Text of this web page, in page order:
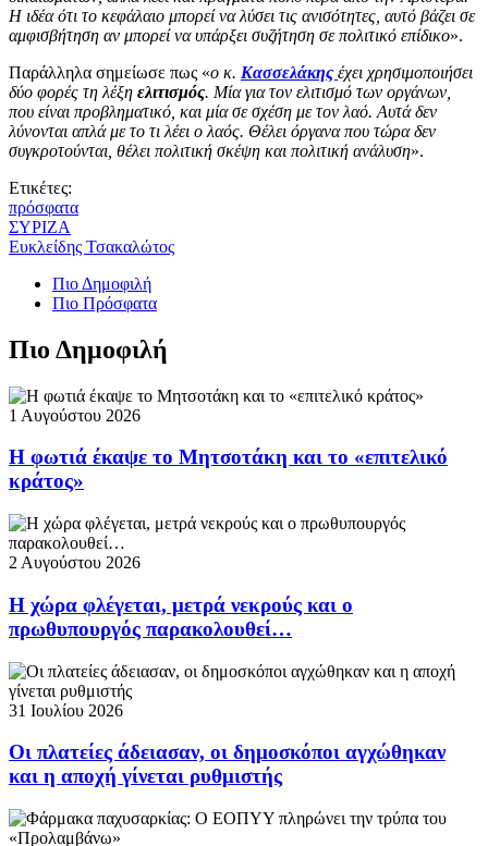
Η ιδέα ότι το κεφάλαιο μπορεί να λύσει τις ανισότητες, αυτό βάζει σε
αμφισβήτηση αν μπορεί να υπάρξει συζήτηση σε πολιτικό επίδικο».
Παράλληλα σημείωσε πως «ο κ. Κασσελάκης έχει χρησιμοποιήσει
δύο φορές τη λέξη ελιτισμός. Μία για τον ελιτισμό των οργάνων,
που είναι προβληματικό, και μία σε σχέση με τον λαό. Αυτά δεν
λύνονται απλά με το τι λέει ο λαός. Θέλει όργανα που τώρα δεν
συγκροτούνται, θέλει πολιτική σκέψη και πολιτική ανάλυση».
Ετικέτες:
πρόσφατα
ΣΥΡΙΖΑ
Ευκλείδης Τσακαλώτος
Πιο Δημοφιλή
Πιο Πρόσφατα
Πιο Δημοφιλή
1 Αυγούστου 2026
Η φωτιά έκαψε το Μητσοτάκη και το «επιτελικό
κράτος»
2 Αυγούστου 2026
Η χώρα φλέγεται, μετρά νεκρούς και ο
πρωθυπουργός παρακολουθεί…
31 Ιουλίου 2026
Οι πλατείες άδειασαν, οι δημοσκόποι αγχώθηκαν
και η αποχή γίνεται ρυθμιστής